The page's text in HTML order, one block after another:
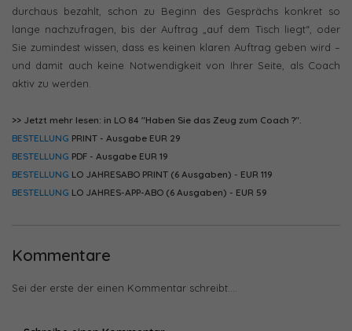
durchaus bezahlt, schon zu Beginn des Gesprächs konkret so
lange nachzufragen, bis der Auftrag „auf dem Tisch liegt“, oder
Sie zumindest wissen, dass es keinen klaren Auftrag geben wird –
und damit auch keine Notwendigkeit von Ihrer Seite, als Coach
aktiv zu werden.
>> Jetzt mehr lesen: in LO 84 "Haben Sie das Zeug zum Coach ?".
BESTELLUNG PRINT - Ausgabe EUR 29
BESTELLUNG PDF - Ausgabe EUR 19
BESTELLUNG LO JAHRESABO PRINT (6 Ausgaben) - EUR 119
BESTELLUNG LO JAHRES-APP-ABO (6 Ausgaben) - EUR 59
Kommentare
Sei der erste der einen Kommentar schreibt....